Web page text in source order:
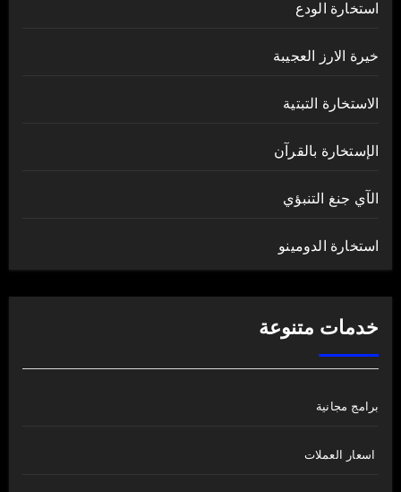
استخارة الودع
خيرة الارز العجيبة
الاستخارة التبتية
الإستخارة بالقرآن
الآي جنغ التنبؤي
استخارة الدومينو
خدمات متنوعة
برامج مجانية
اسعار العملات